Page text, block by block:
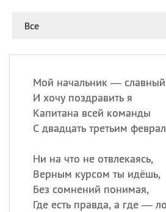
Все
Мой начальник —
И хочу поздравить я
Капитана всей команды
С двадцать третьим
Ни на что не отвлекаясь,
Верным курсом ты идёшь,
Без сомнений понимая,
Где есть правда, а где —
09.08
ИМЕНА